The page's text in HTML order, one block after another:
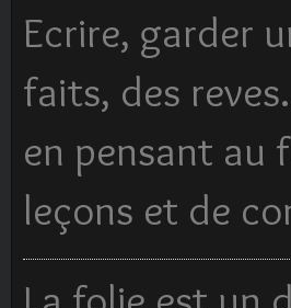
Ecrire, garder
faits, des
en pensant au
leçons et de